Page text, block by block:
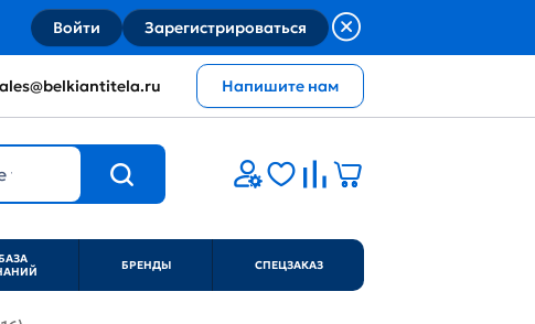
Войти Зарегистрироваться
Напишите нам
БРЕНДЫ СПЕЦЗАКАЗ